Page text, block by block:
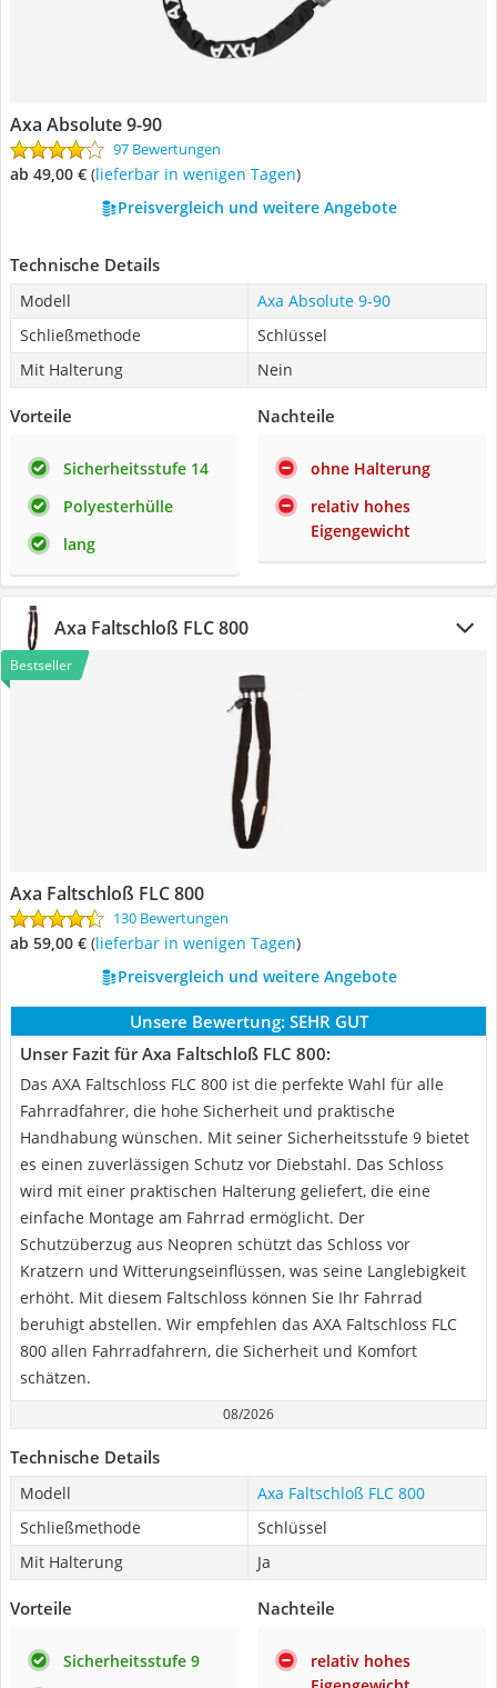
Axa Absolute 9-90
97 Bewertungen
ab 49,00 € ( Lieferbar in wenigen Tagen)
Preisvergleich und weitere Angebote
Technische Details
Modell
Axa Absolute 9-90
Schließmethode
Schlüssel
Mit Halterung
Nein
Vorteile
Sicherheitsstufe 14
Polyesterhülle
lang
Nachteile
ohne Halterung
relativ hohes
Eigengewicht
Axa Faltschloß FLC 800
Bestseller
Axa Faltschloß FLC 800
130 Bewertungen
ab 59,00 € ( Lieferbar in wenigen Tagen)
Preisvergleich und weitere Angebote
Unsere Bewertung: SEHR GUT
Unser Fazit für Axa Faltschloß FLC 800:
Das AXA Faltschloss FLC 800 ist die perfekte Wahl für alle
Fahrradfahrer, die hohe Sicherheit und praktische
Handhabung wünschen. Mit seiner Sicherheitsstufe 9 bietet
es einen zuverlässigen Schutz vor Diebstahl. Das Schloss
wird mit einer praktischen Halterung geliefert, die eine
einfache Montage am Fahrrad ermöglicht. Der
Schutzüberzug aus Neopren schützt das Schloss vor
Kratzern und Witterungseinflüssen, was seine Langlebigkeit
erhöht. Mit diesem Faltschloss können Sie Ihr Fahrrad
beruhigt abstellen. Wir empfehlen das AXA Faltschloss FLC
800 allen Fahrradfahrern, die Sicherheit und Komfort
schätzen.
08/2026
Technische Details
Modell
Axa Faltschloß FLC 800
Schließmethode
Schlüssel
Mit Halterung
Ja
Vorteile
Sicherheitsstufe 9
Nachteile
relativ hohes